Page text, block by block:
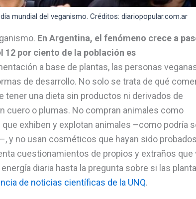
mundial del veganismo. Créditos: diariopopular.com.ar
En Argentina, el fenómeno crece a
12 por ciento de la población es
a base de plantas, las personas
de desarrollo. No solo se trata de qué
una dieta sin productos ni derivados de
cuero o plumas. No compran animales como
exhiben y explotan animales –como podría
y no usan cosméticos que hayan sido
cuestionamientos de propios y extraños que
diaria hasta la pregunta sobre si las
de noticias científicas de la UNQ.